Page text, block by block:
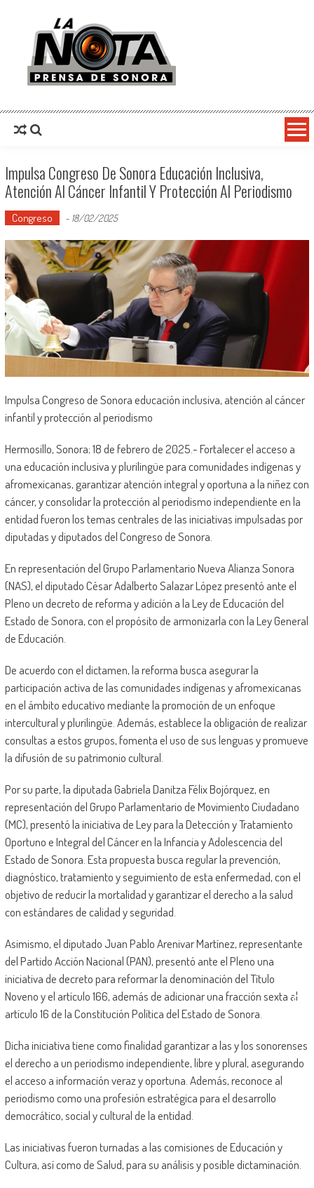
La Nota Prensa De Sonora
Impulsa Congreso De Sonora Educación Inclusiva,
Atención Al Cáncer Infantil Y Protección Al Periodismo
Congreso - 18/02/2025
Impulsa Congreso de Sonora educación inclusiva, atención al cáncer
infantil y protección al periodismo
Hermosillo, Sonora; 18 de febrero de 2025.- Fortalecer el acceso a
una educación inclusiva y plurilingüe para comunidades indígenas y
afromexicanas, garantizar atención integral y oportuna a la niñez con
cáncer, y consolidar la protección al periodismo independiente en la
entidad fueron los temas centrales de las iniciativas impulsadas por
diputadas y diputados del Congreso de Sonora.
En representación del Grupo Parlamentario Nueva Alianza Sonora
(NAS), el diputado César Adalberto Salazar López presentó ante el
Pleno un decreto de reforma y adición a la Ley de Educación del
Estado de Sonora, con el propósito de armonizarla con la Ley General
de Educación.
De acuerdo con el dictamen, la reforma busca asegurar la
participación activa de las comunidades indígenas y afromexicanas
en el ámbito educativo mediante la promoción de un enfoque
intercultural y plurilingüe. Además, establece la obligación de realizar
consultas a estos grupos, fomenta el uso de sus lenguas y promueve
la difusión de su patrimonio cultural.
Por su parte, la diputada Gabriela Danitza Félix Bojórquez, en
representación del Grupo Parlamentario de Movimiento Ciudadano
(MC), presentó la iniciativa de Ley para la Detección y Tratamiento
Oportuno e Integral del Cáncer en la Infancia y Adolescencia del
Estado de Sonora. Esta propuesta busca regular la prevención,
diagnóstico, tratamiento y seguimiento de esta enfermedad, con el
objetivo de reducir la mortalidad y garantizar el derecho a la salud
con estándares de calidad y seguridad.
Asimismo, el diputado Juan Pablo Arenivar Martínez, representante
del Partido Acción Nacional (PAN), presentó ante el Pleno una
iniciativa de decreto para reformar la denominación del Título
Noveno y el artículo 166, además de adicionar una fracción sexta al
artículo 16 de la Constitución Política del Estado de Sonora.
Dicha iniciativa tiene como finalidad garantizar a las y los sonorenses
el derecho a un periodismo independiente, libre y plural, asegurando
el acceso a información veraz y oportuna. Además, reconoce al
periodismo como una profesión estratégica para el desarrollo
democrático, social y cultural de la entidad.
Las iniciativas fueron turnadas a las comisiones de Educación y
Cultura, así como de Salud, para su análisis y posible dictaminación.